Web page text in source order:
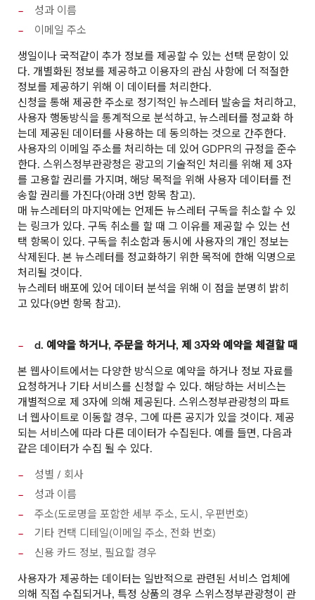
성과 이름
이메일 주소
생일이나 국적같이 추가 정보를 제공할 수 있는 선택 문항이 있
다. 개별화된 정보를 제공하고 이용자의 관심 사항에 더 적절한
정보를 제공하기 위해 이 데이터를 처리한다.
신청을 통해 제공한 주소로 정기적인 뉴스레터 발송을 처리하고,
사용자 행동방식을 통계적으로 분석하고, 뉴스레터를 정교화 하
는데 제공된 데이터를 사용하는 데 동의하는 것으로 간주한다.
사용자의 이메일 주소를 처리하는 데 있어 GDPR의 규정을 준수
한다. 스위스정부관광청은 광고의 기술적인 처리를 위해 제 3자
를 고용할 권리를 가지며, 해당 목적을 위해 사용자 데이터를 전
송할 권리를 가진다(아래 3번 항목 참고).
매 뉴스레터의 마지막에는 언제든 뉴스레터 구독을 취소할 수 있
는 링크가 있다. 구독 취소를 할 때 그 이유를 제공할 수 있는 선
택 항목이 있다. 구독을 취소함과 동시에 사용자의 개인 정보는
삭제된다. 본 뉴스레터를 정교화하기 위한 목적에 한해 익명으로
처리될 것이다.
뉴스레터 배포에 있어 데이터 분석을 위해 이 점을 분명히 밝히
고 있다(9번 항목 참고).
d. 예약을 하거나, 주문을 하거나, 제 3자와 예약을 체결할 때
본 웹사이트에서는 다양한 방식으로 예약을 하거나 정보 자료를
요청하거나 기타 서비스를 신청할 수 있다. 해당하는 서비스는
개별적으로 제 3자에 의해 제공된다. 스위스정부관광청의 파트
너 웹사이트로 이동할 경우, 그에 따른 공지가 있을 것이다. 제공
되는 서비스에 따라 다른 데이터가 수집된다. 예를 들면, 다음과
같은 데이터가 수집 될 수 있다.
성별 / 회사
성과 이름
주소(도로명을 포함한 세부 주소, 도시, 우편번호)
기타 컨택 디테일(이메일 주소, 전화 번호)
신용 카드 정보, 필요할 경우
사용자가 제공하는 데이터는 일반적으로 관련된 서비스 업체에
의해 직접 수집되거나, 특정 상품의 경우 스위스정부관광청이 관